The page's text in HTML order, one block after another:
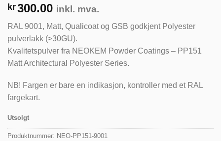
kr300.00 inkl. mva.
RAL 9001, Matt, Qualicoat og GSB godkjent Polyester
pulverlakk (>30GU).
Kvalitetspulver fra NEOKEM Powder Coatings – PP151
Matt Architectural Polyester Series.
NB! Fargen er bare en indikasjon, kontroller med et RAL
fargekart.
Utsolgt
Produktnummer: NEO-PP151-9001